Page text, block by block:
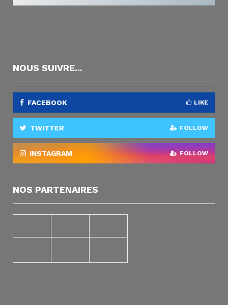
NOUS SUIVRE...
FACEBOOK LIKE
TWITTER FOLLOW
INSTAGRAM FOLLOW
NOS PARTENAIRES